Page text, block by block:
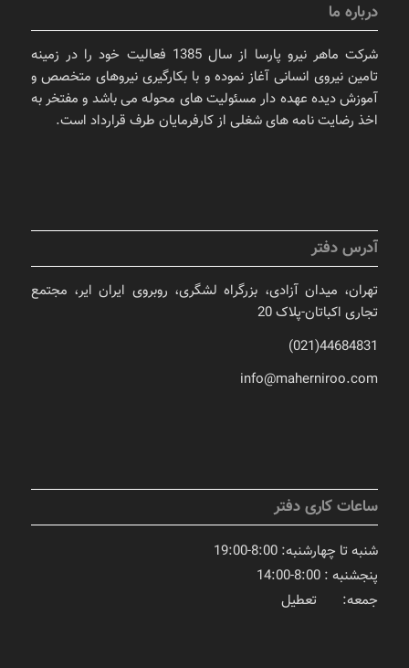
درباره ما
شرکت ماهر نیرو پارسا از سال 1385 فعالیت خود را در زمینه
تامین نیروی انسانی آغاز نموده و با بکارگیری نیروهای متخصص و
آموزش دیده عهده دار مسئولیت های محوله می باشد و مفتخر به
اخذ رضایت نامه های شغلی از کارفرمایان طرف قرارداد است.
آدرس دفتر
تهران، میدان آزادی، بزرگراه لشگری، روبروی ایران ایر، مجتمع
تجاری اکباتان-پلاک 20
44684831(021)
info@maherniroo.com
ساعات کاری دفتر
شنبه تا چهارشنبه: 8:00-19:00
پنجشنبه : 8:00-14:00
جمعه: تعطیل